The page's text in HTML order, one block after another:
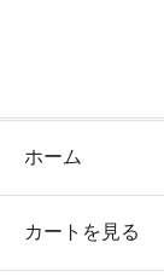
ホーム
カートを見る